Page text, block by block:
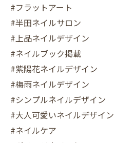
#フラットアート
#半田ネイルサロン
#上品ネイルデザイン
#ネイルブック掲載
#紫陽花ネイルデザイン
#梅雨ネイルデザイン
#シンプルネイルデザイン
#大人可愛いネイルデザイン
#ネイルケア